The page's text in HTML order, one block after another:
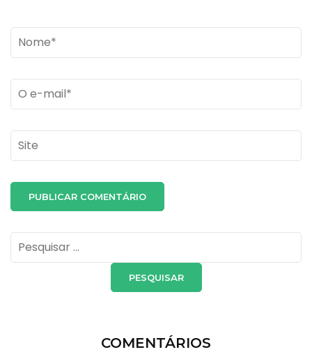
Name*
Email *
Site
Pesquisar
por:
COMENTÁRIOS